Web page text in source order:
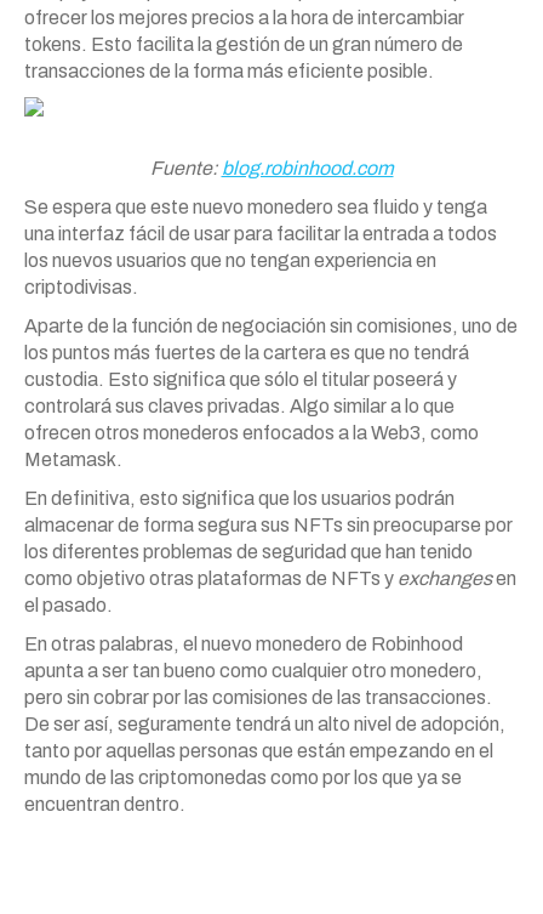
ofrecer los mejores precios a la hora de intercambiar
tokens. Esto facilita la gestión de un gran número de
transacciones de la forma más eficiente posible.
Fuente: blog.robinhood.com
Se espera que este nuevo monedero sea fluido y tenga
una interfaz fácil de usar para facilitar la entrada a todos
los nuevos usuarios que no tengan experiencia en
criptodivisas.
Aparte de la función de negociación sin comisiones, uno de
los puntos más fuertes de la cartera es que no tendrá
custodia. Esto significa que sólo el titular poseerá y
controlará sus claves privadas. Algo similar a lo que
ofrecen otros monederos enfocados a la Web3, como
Metamask.
En definitiva, esto significa que los usuarios podrán
almacenar de forma segura sus NFTs sin preocuparse por
los diferentes problemas de seguridad que han tenido
como objetivo otras plataformas de NFTs y exchangesen
el pasado.
En otras palabras, el nuevo monedero de Robinhood
apunta a ser tan bueno como cualquier otro monedero,
pero sin cobrar por las comisiones de las transacciones.
De ser así, seguramente tendrá un alto nivel de adopción,
tanto por aquellas personas que están empezando en el
mundo de las criptomonedas como por los que ya se
encuentran dentro.